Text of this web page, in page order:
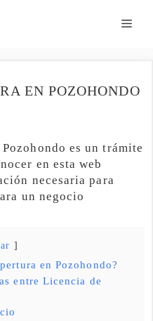
EN POZOHONDO
Pozohondo es un trámite
en esta web
necesaria para
un negocio
en Pozohondo?
entre Licencia de